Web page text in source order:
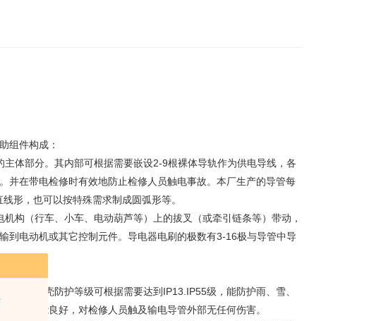
组件构成：
体部分。其内部可根据需要嵌设2-9根裸体导轨作为供电导线，各
并在带电检修时有效地防止检修人员触电事故。本厂生产的导管每
形，也可以按特殊需求制成圆弧形等。
构（行车、小车、电动葫芦等）上的拔叉（或牵引链条等）带动，
到电动机或其它控制元件。导电器电刷的极数有3-16极与导管中导
成。外壳防护等级可根据需要达到IP13.IP55级，能防护雨、雪、
缘性能良好，对检修人员触及输电导管外部无任何伤害。